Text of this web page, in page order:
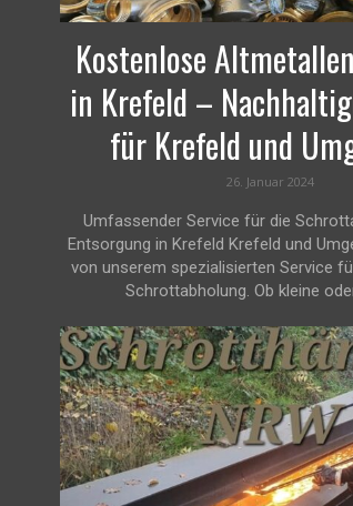
Kostenlose
in Krefeld –
für Krefeld und
26. Januar 2024
Umfassender Service für die
Entsorgung in Krefeld Krefeld und Umgebung profitieren
von unserem spezialisierten Service
Schrottabholung. Ob kleine oder